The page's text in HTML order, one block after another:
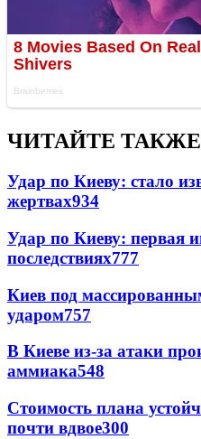
ЧИТАЙТЕ ТАКЖЕ
Удар по Киеву: стало
жертвах934
Удар по Киеву: первая
последствиях777
Киев под
ударом757
В Киеве из-за атаки
аммиака548
Стоимость плана
почти вдвое300